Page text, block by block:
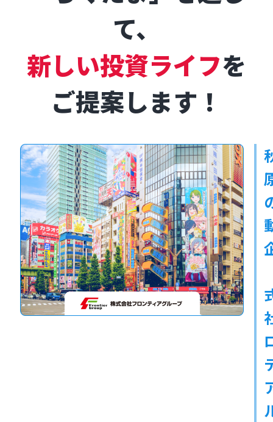
て、
新しい投資ライフを
ご提案します！